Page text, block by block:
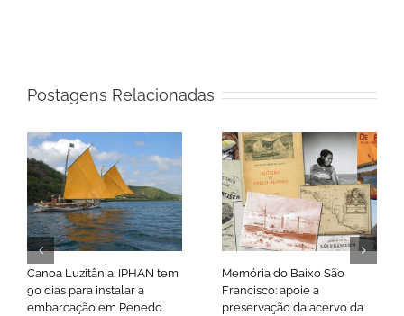
Postagens Relacionadas
Canoa Luzitânia: IPHAN tem
90 dias para instalar a
embarcação em Penedo
Memória do Baixo São
Francisco: apoie a
preservação da acervo da